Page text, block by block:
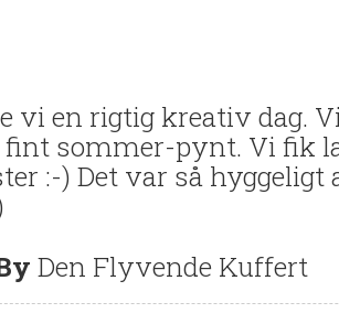
vi en rigtig kreativ dag.
fint sommer-pynt. Vi fik
:-) Det var så hyggeligt
Den Flyvende Kuffert